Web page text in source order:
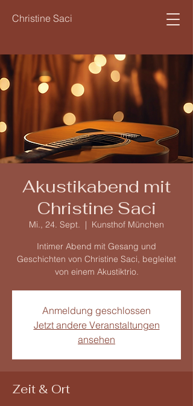
Christine Saci
Akustikabend mit
Christine Saci
Mi., 24. Sept.
  |
Kunsthof München
Intimer Abend mit Gesang und
Geschichten von Christine Saci, begleitet
von einem Akustiktrio.
Anmeldung geschlossen
Jetzt andere Veranstaltungen
ansehen
Zeit & Ort